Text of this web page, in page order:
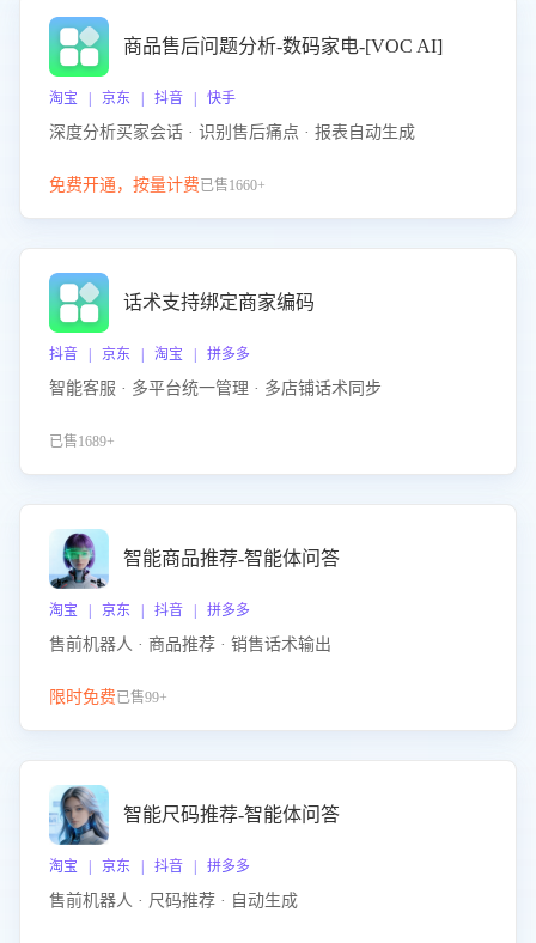
商品售后问题分析-数码家电-[VOC AI]
淘宝 | 京东 | 抖音 | 快手
深度分析买家会话 · 识别售后痛点 · 报表自动生成
免费开通，按量计费已售1660+
话术支持绑定商家编码
抖音 | 京东 | 淘宝 | 拼多多
智能客服 · 多平台统一管理 · 多店铺话术同步
已售1689+
智能商品推荐-智能体问答
淘宝 | 京东 | 抖音 | 拼多多
售前机器人 · 商品推荐 · 销售话术输出
限时免费已售99+
智能尺码推荐-智能体问答
淘宝 | 京东 | 抖音 | 拼多多
售前机器人 · 尺码推荐 · 自动生成